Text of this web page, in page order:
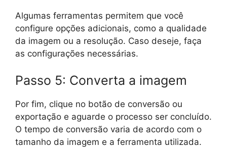
Algumas ferramentas permitem que você
configure opções adicionais, como a qualidade
da imagem ou a resolução. Caso deseje, faça
as configurações necessárias.
Passo 5: Converta a imagem
Por fim, clique no botão de conversão ou
exportação e aguarde o processo ser concluído.
O tempo de conversão varia de acordo com o
tamanho da imagem e a ferramenta utilizada.